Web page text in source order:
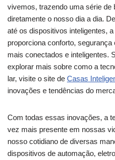
vivemos, trazendo uma série de
diretamente o nosso dia a dia.
até os dispositivos inteligentes,
proporciona conforto,
mais conectados e inteligentes.
explorar mais sobre como a
lar, visite o site de Casas
inovações e tendências do
Com todas essas inovações, a
vez mais presente em nossas
nosso cotidiano de diversas
dispositivos de automação,